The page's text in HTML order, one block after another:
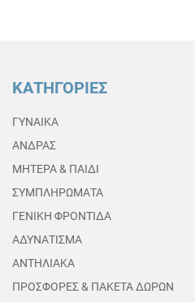
ΚΑΤΗΓΟΡΙΕΣ
ΓΥΝΑΙΚΑ
ΑΝΔΡΑΣ
ΜΗΤΕΡΑ & ΠΑΙΔΙ
ΣΥΜΠΛΗΡΩΜΑΤΑ
ΓΕΝΙΚΗ ΦΡΟΝΤΙΔΑ
ΑΔΥΝΑΤΙΣΜΑ
ΑΝΤΗΛΙΑΚΑ
ΠΡΟΣΦΟΡΕΣ & ΠΑΚΕΤΑ ΔΩΡΩΝ